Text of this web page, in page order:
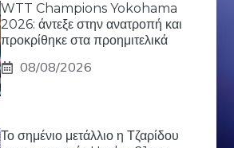
WTT Champions Yokohama
2026: άντεξε στην ανατροπή και
προκρίθηκε στα προημιτελικά
08/08/2026
Το σημένιο μετάλλιο η Τζαρίδου